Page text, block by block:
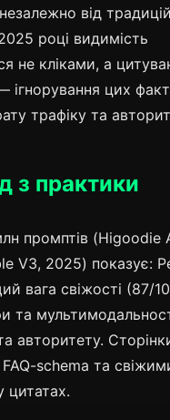
від
році видимість
не кліками, а
ігнорування цих
трафіку та
з практики
промптів (Higoodie
V3, 2025) показує:
вага свіжості (87/
та
авторитету.
schema та
цитатах.